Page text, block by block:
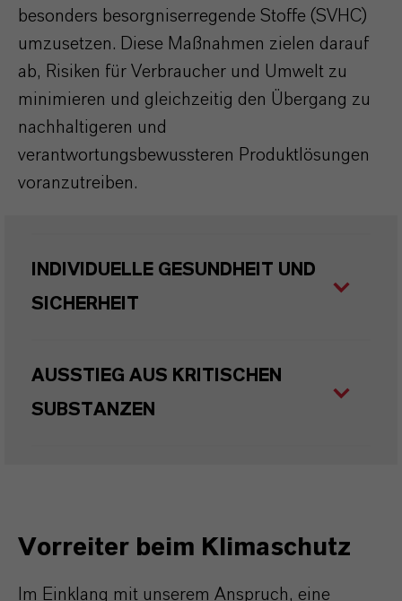
besonders besorgniserregende Stoffe (SVHC)
umzusetzen. Diese Maßnahmen zielen darauf
ab, Risiken für Verbraucher und Umwelt zu
minimieren und gleichzeitig den Übergang zu
nachhaltigeren und
verantwortungsbewussteren Produktlösungen
voranzutreiben.
INDIVIDUELLE GESUNDHEIT UND
SICHERHEIT
AUSSTIEG AUS KRITISCHEN
SUBSTANZEN
Vorreiter beim Klimaschutz
Im Einklang mit unserem Anspruch, eine